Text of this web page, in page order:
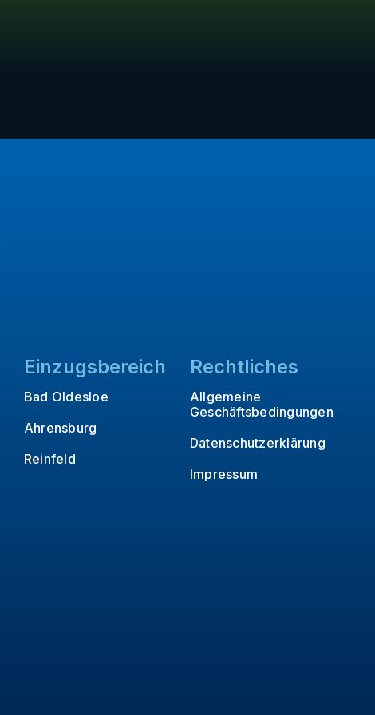
Einzugsbereich
Bad Oldesloe
Ahrensburg
Reinfeld
Rechtliches
Allgemeine
Geschäftsbedingungen
Datenschutzerklärung
Impressum